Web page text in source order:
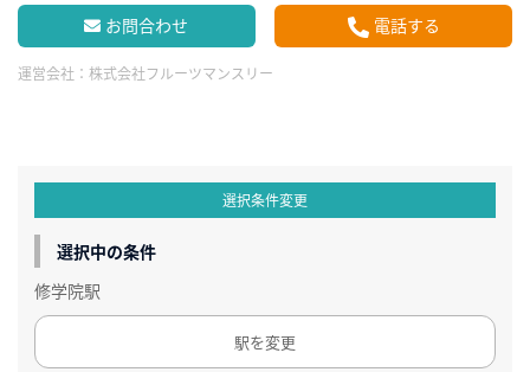
お問合わせ 電話する
運営会社： 株式会社フルーツマンスリー
選択条件変更
選択中の条件
修学院駅
駅を変更